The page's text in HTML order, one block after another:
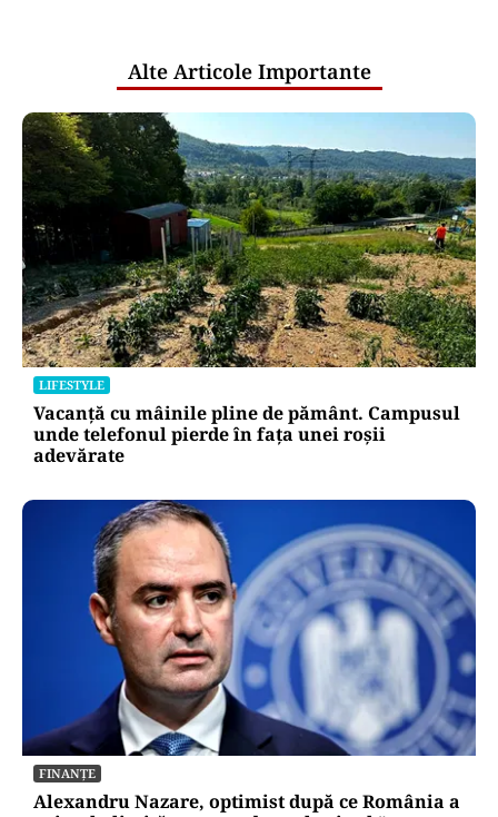
Alte Articole Importante
LIFESTYLE
Vacanță cu mâinile pline de pământ. Campusul
unde telefonul pierde în fața unei roșii
adevărate
FINANȚE
Alexandru Nazare, optimist după ce România a